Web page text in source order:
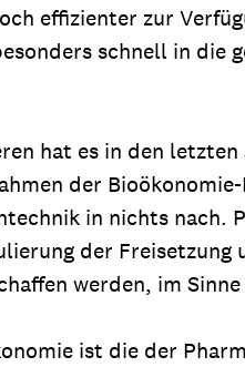
effizienter zur
schnell in die
hat es in den
der
in nichts
der Freisetzung
werden, im
ist die der